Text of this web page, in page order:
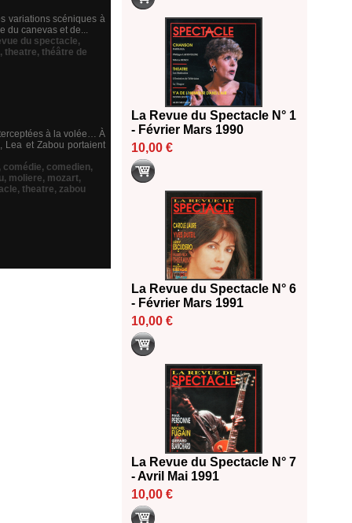
variations scéniques à
du canevas et de...
du spectacle,
, theatre, théâtre de
à la volée… À
Lea et Zabou portaient
, comédie, comedien,
, moliere, mozart,
, theatre, zabou
La Revue du Spectacle N° 1
- Février Mars 1990
10,00 €
La Revue du Spectacle N° 6
- Février Mars 1991
10,00 €
La Revue du Spectacle N° 7
- Avril Mai 1991
10,00 €